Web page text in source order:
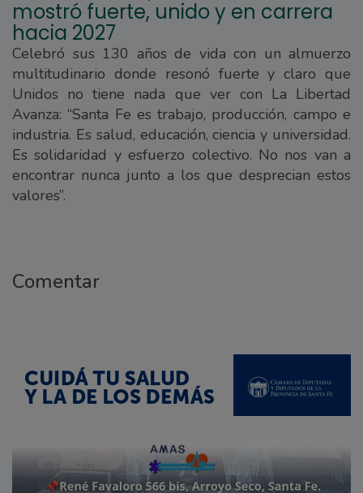
mostró fuerte, unido y en carrera
hacia 2027
Celebró sus 130 años de vida con un almuerzo
multitudinario donde resonó fuerte y claro que
Unidos no tiene nada que ver con La Libertad
Avanza: “Santa Fe es trabajo, producción, campo e
industria. Es salud, educación, ciencia y universidad.
Es solidaridad y esfuerzo colectivo. No nos van a
encontrar nunca junto a los que desprecian estos
valores”.
Comentar